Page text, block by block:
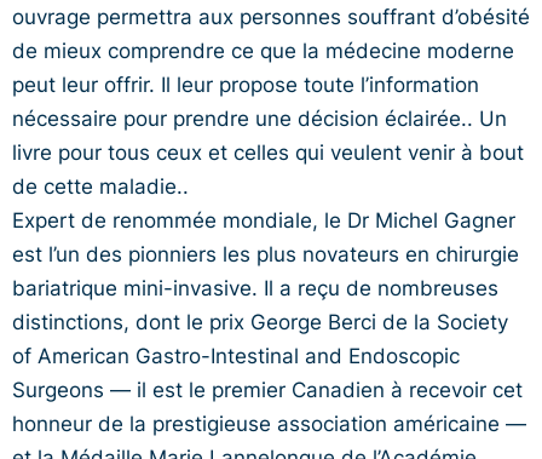
ouvrage permettra aux personnes souffrant d’obésité
de mieux comprendre ce que la médecine moderne
peut leur offrir. Il leur propose toute l’information
nécessaire pour prendre une décision éclairée.. Un
livre pour tous ceux et celles qui veulent venir à bout
de cette maladie..
Expert de renommée mondiale, le Dr Michel Gagner
est l’un des pionniers les plus novateurs en chirurgie
bariatrique mini-invasive. Il a reçu de nombreuses
distinctions, dont le prix George Berci de la Society
of American Gastro-Intestinal and Endoscopic
Surgeons — il est le premier Canadien à recevoir cet
honneur de la prestigieuse association américaine —